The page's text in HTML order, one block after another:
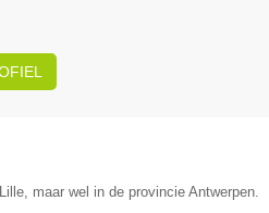
maar wel in de provincie Antwerpen.